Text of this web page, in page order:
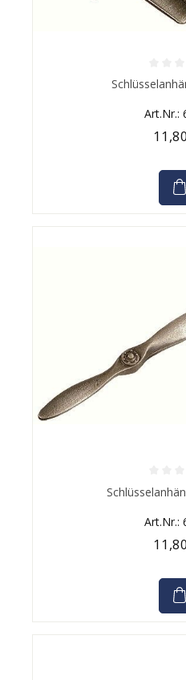
Durchschnittliche
Art.Nr.:
Durchschnittliche
Art.Nr.: